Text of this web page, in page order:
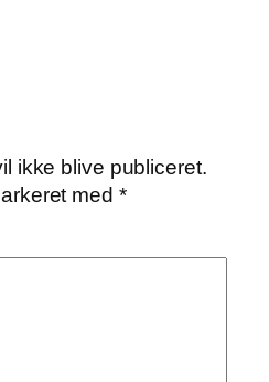
ikke blive publiceret.
med *